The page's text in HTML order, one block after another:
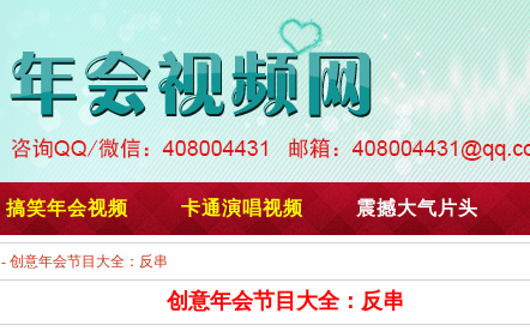
搞笑年会视频 卡通演唱视频 震撼大气片头
- 创意年会节目大全：反串
创意年会节目大全：反串